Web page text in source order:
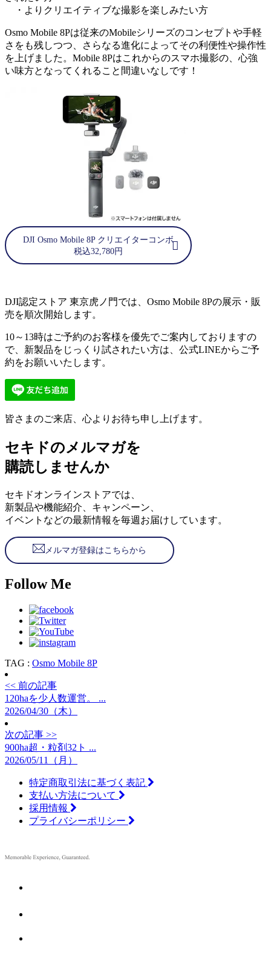
・よりクリエイティブな撮影を楽しみたい方
Osmo Mobile 8Pは従来のMobileシリーズのコンセプトや手軽
さをも残しつつ、さらなる進化によってその利便性や操作性
を上げました。Mobile 8Pはこれからのスマホ撮影の、心強
い味方となってくれること間違いなしです！
DJI Osmo Mobile 8P クリエイターコンボ
税込32,780円
DJI認定ストア 東京虎ノ門では、Osmo Mobile 8Pの展示・販
売を順次開始します。
10～13時はご予約のお客様を優先でご案内しておりますの
で、新製品をじっくり試されたい方は、公式LINEからご予
約をお願いいたします。
皆さまのご来店、心よりお待ち申し上げます。
セキドのメルマガを
購読しませんか
セキドオンラインストアでは、
新製品や機能紹介、キャンペーン、
イベントなどの最新情報を毎週お届けしています。
メルマガ登録はこちらから
Follow Me
TAG : Osmo Mobile 8P
<< 前の記事
120haを少人数運営。 ...
2026/04/30（木）
次の記事 >>
900ha超・粒剤32ト ...
2026/05/11（月）
特定商取引法に基づく表記
支払い方法について
採用情報
プライバシーポリシー